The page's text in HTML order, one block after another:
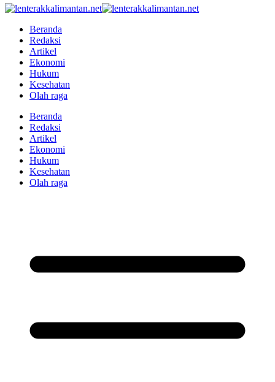
Beranda
Redaksi
Artikel
Ekonomi
Hukum
Kesehatan
Olah raga
Beranda
Redaksi
Artikel
Ekonomi
Hukum
Kesehatan
Olah raga